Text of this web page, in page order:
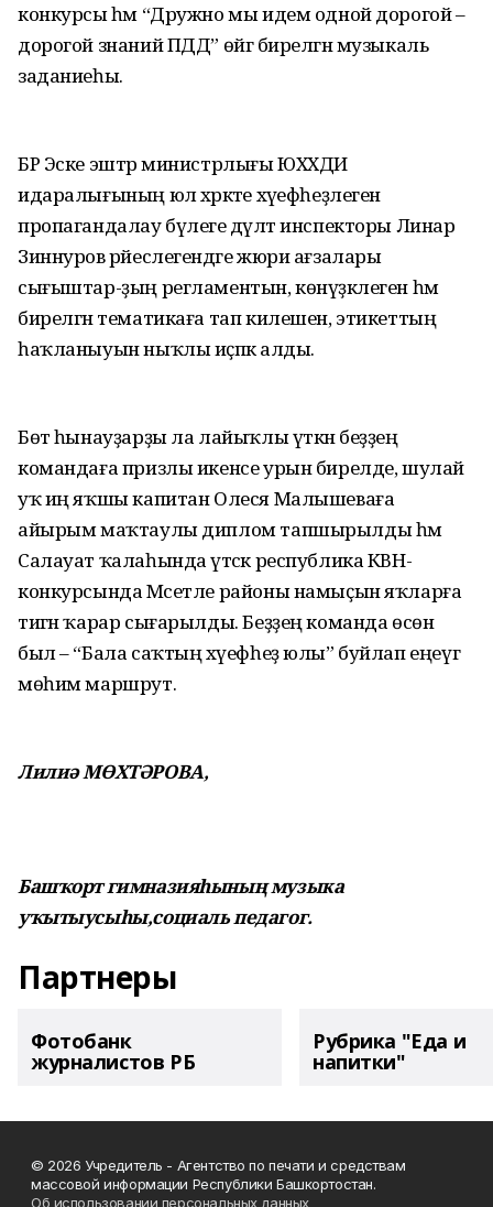
конкурсы һәм “Дружно мы идем одной дорогой –
дорогой знаний ПДД” өйгә бирелгән музыкаль
заданиеһы.
БР Эске эштәр министрлығы ЮХХДИ
идаралығының юл хәрәкәте хәүефһеҙлеген
пропагандалау бүлеге дәүләт инспекторы Линар
Зиннуров рәйеслегендәге жюри ағзалары
сығыштар-ҙың регламентын, көнүҙәклеген һәм
бирелгән тематикаға тап килешен, этикеттың
һаҡланыуын ныҡлы иҫәпкә алды.
Бөтә һынауҙарҙы ла лайыҡлы үткән беҙҙең
командаға призлы икенсе урын бирелде, шулай
уҡ иң яҡшы капитан Олеся Малышеваға
айырым маҡтаулы диплом тапшырылды һәм
Салауат ҡалаһында үтәсәк республика КВН-
конкурсында Мәсетле районы намыҫын яҡларға
тигән ҡарар сығарылды. Беҙҙең команда өсөн
был – “Бала саҡтың хәүефһеҙ юлы” буйлап еңеүгә
мөһим маршрут.
Лилиә МӨХТӘРОВА,
Башҡорт гимназияһының музыка
уҡытыусыһы,социаль педагог.
Партнеры
Фотобанк
журналистов РБ
Рубрика "Еда и
напитки"
© 2026 Учредитель - Агентство по печати и средствам
массовой информации Республики Башкортостан.
Об использовании персональных данных